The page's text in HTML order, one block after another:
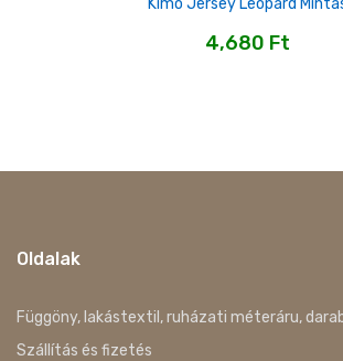
4,680 Ft
Oldalak
Függöny, lakástextil, ruházati méteráru,
Szállítás és fizetés